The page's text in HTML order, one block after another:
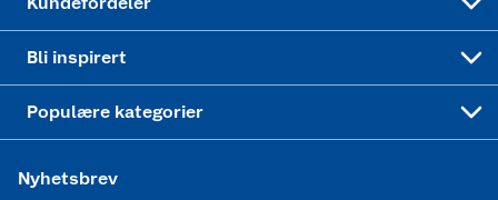
Bli inspirert
Populære kategorier
Nyhetsbrev